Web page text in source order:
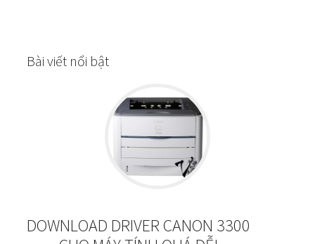
Bài viết nổi bật
DOWNLOAD DRIVER CANON 3300